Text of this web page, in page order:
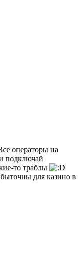
операторы на
подключай
то траблы
для казино в